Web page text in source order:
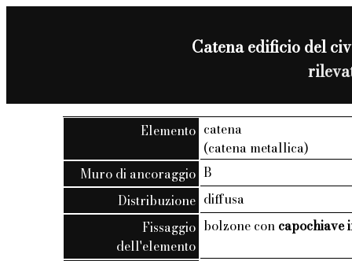
Catena edificio del
Elemento catena
(catena metallica)
Muro di ancoraggio B
Distribuzione diffusa
Fissaggio
dell'elemento
bolzone con capochiave